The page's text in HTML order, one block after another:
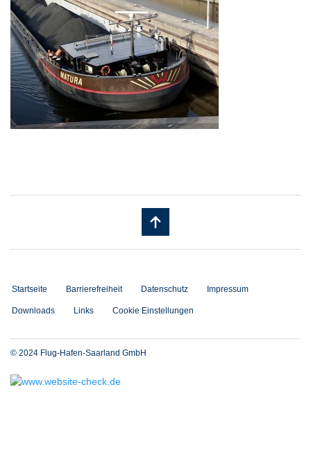
Startseite Barrierefreiheit Datenschutz Impressum
Downloads Links Cookie Einstellungen
© 2024 Flug-Hafen-Saarland GmbH